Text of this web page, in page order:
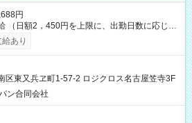
円
（日額2，450円を上限に、出勤日数に応じて
額の上限あり、手数料無料（Amazon負担）
あり
区東又兵ヱ町1-57-2 ロジクロス名古屋笠寺3F
ン合同会社